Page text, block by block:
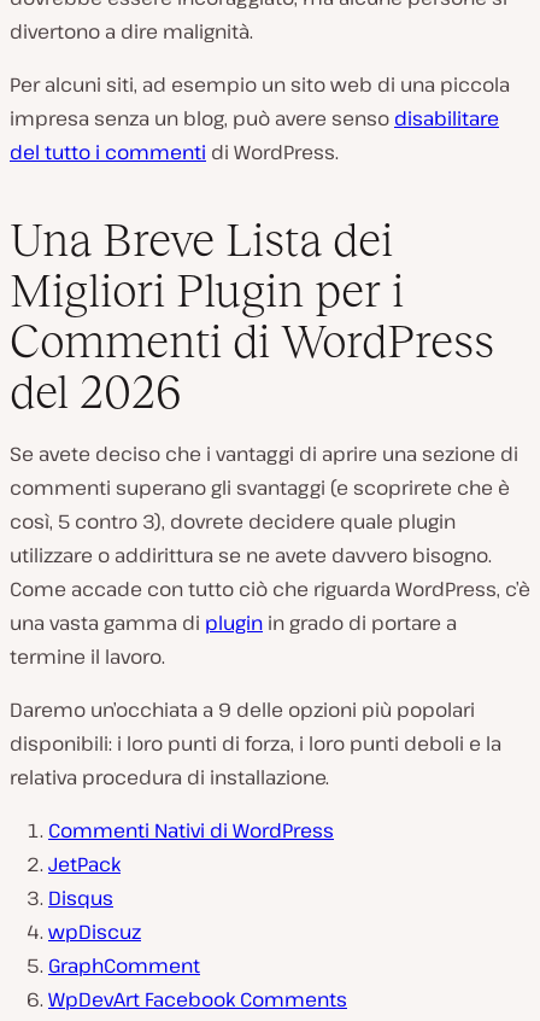
divertono a dire malignità.
Per alcuni siti, ad esempio un sito web di una piccola
impresa senza un blog, può avere senso disabilitare
del tutto i commenti di WordPress.
Una Breve Lista dei
Migliori Plugin per i
Commenti di WordPress
del 2026
Se avete deciso che i vantaggi di aprire una sezione di
commenti superano gli svantaggi (e scoprirete che è
così, 5 contro 3), dovrete decidere quale plugin
utilizzare o addirittura se ne avete davvero bisogno.
Come accade con tutto ciò che riguarda WordPress, c’è
una vasta gamma di plugin in grado di portare a
termine il lavoro.
Daremo un’occhiata a 9 delle opzioni più popolari
disponibili: i loro punti di forza, i loro punti deboli e la
relativa procedura di installazione.
Commenti Nativi di WordPress
JetPack
Disqus
wpDiscuz
GraphComment
WpDevArt Facebook Comments